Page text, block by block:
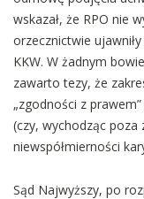
wskazał, że RPO nie
orzecznictwie
KKW. W żadnym
zawarto tezy, że
„zgodności z
(czy, wychodząc poza
niewspółmierności
Sąd Najwyższy, po